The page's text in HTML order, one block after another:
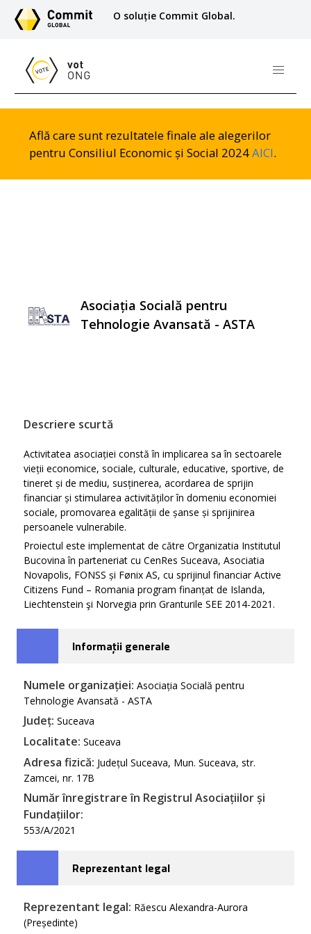
O soluție Commit Global.
Află care sunt rezultatele finale ale alegerilor
pentru Consiliul Economic și Social 2024AICI.
Asociația Socială pentru
Tehnologie Avansată - ASTA
Descriere scurtă
Activitatea asociației constă în implicarea sa în sectoarele
vieții economice, sociale, culturale, educative, sportive, de
tineret și de mediu, susținerea, acordarea de sprijin
financiar și stimularea activităților în domeniu economiei
sociale, promovarea egalității de șanse și sprijinirea
persoanele vulnerabile.
Proiectul este implementat de către Organizatia Institutul
Bucovina în parteneriat cu CenRes Suceava, Asociatia
Novapolis, FONSS și Fønix AS, cu sprijinul financiar Active
Citizens Fund – Romania program finanțat de Islanda,
Liechtenstein şi Norvegia prin Granturile SEE 2014-2021.
Informații generale
Numele organizației: Asociația Socială pentru
Tehnologie Avansată - ASTA
Județ: Suceava
Localitate: Suceava
Adresa fizică: Județul Suceava, Mun. Suceava, str.
Zamcei, nr. 17B
Număr înregistrare în Registrul Asociațiilor și
Fundațiilor:
553/A/2021
Reprezentant legal
Reprezentant legal: Răescu Alexandra-Aurora
(Președinte)